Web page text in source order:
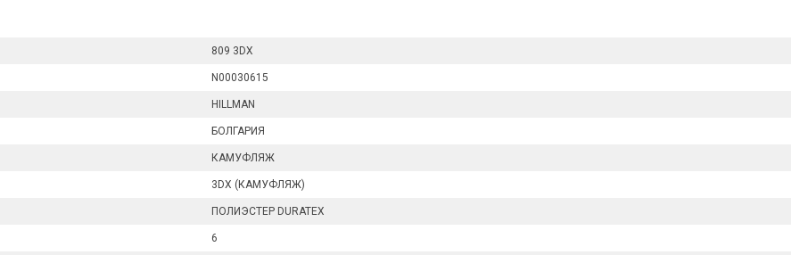
809 3DX
N00030615
HILLMAN
БОЛГАРИЯ
КАМУФЛЯЖ
3DX (КАМУФЛЯЖ)
ПОЛИЭСТЕР DURATEX
6